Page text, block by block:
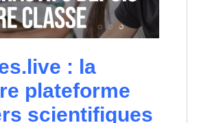
: la
plateforme
scientifiques